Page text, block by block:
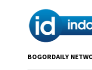
BOGORDAILY